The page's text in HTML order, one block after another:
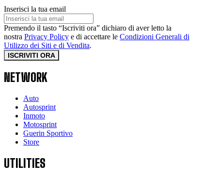
Inserisci la tua email
Premendo il tasto “Iscriviti ora” dichiaro di aver letto la
nostra Privacy Policy e di accettare le Condizioni Generali di
Utilizzo dei Siti e di Vendita.
ISCRIVITI ORA
NETWORK
Auto
Autosprint
Inmoto
Motosprint
Guerin Sportivo
Store
UTILITIES